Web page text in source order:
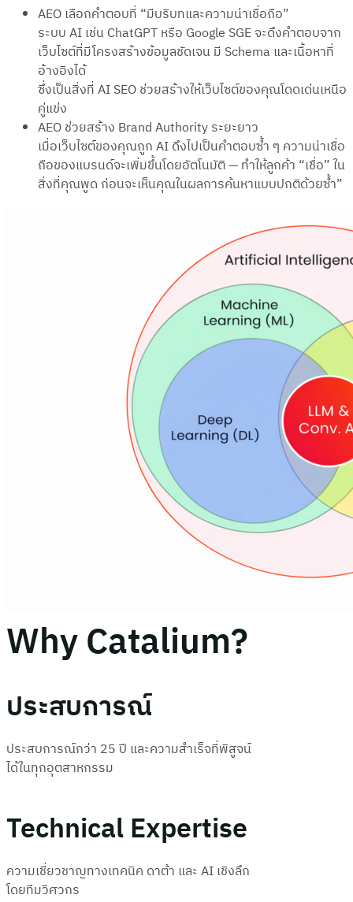
AEO เลือกคำตอบที่ “มีบริบทและความน่าเชื่อถือ”
ระบบ AI เช่น ChatGPT หรือ Google SGE จะดึงคำตอบจาก
เว็บไซต์ที่มีโครงสร้างข้อมูลชัดเจน มี Schema และเนื้อหาที่
อ้างอิงได้
ซึ่งเป็นสิ่งที่ AI SEO ช่วยสร้างให้เว็บไซต์ของคุณโดดเด่นเหนือ
คู่แข่ง
AEO ช่วยสร้าง Brand Authority ระยะยาว
เมื่อเว็บไซต์ของคุณถูก AI ดึงไปเป็นคำตอบซ้ำ ๆ ความน่าเชื่อ
ถือของแบรนด์จะเพิ่มขึ้นโดยอัตโนมัติ — ทำให้ลูกค้า “เชื่อ” ใน
สิ่งที่คุณพูด ก่อนจะเห็นคุณในผลการค้นหาแบบปกติด้วยซ้ำ”
Why Catalium?
ประสบการณ์
ประสบการณ์กว่า 25 ปี และความสำเร็จที่พิสูจน์
ได้ในทุกอุตสาหกรรม
Technical Expertise
ความเชี่ยวชาญทางเทคนิค ดาต้า และ AI เชิงลึก
โดยทีมวิศวกร